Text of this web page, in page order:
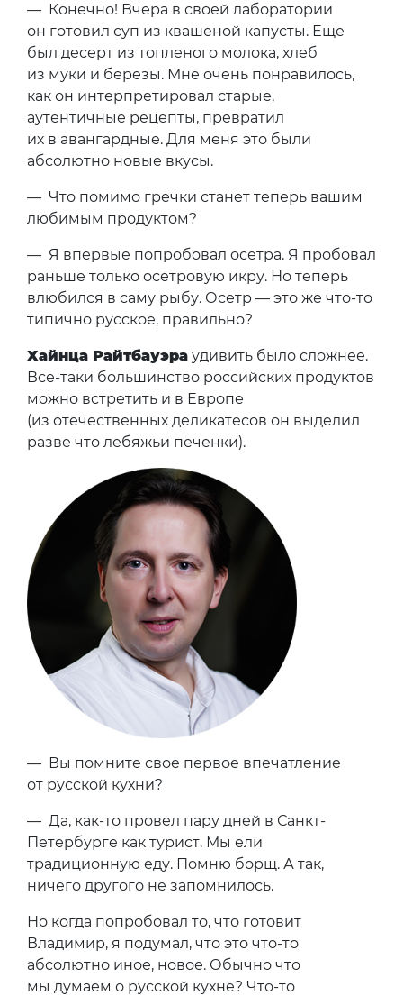
— Конечно! Вчера в своей лаборатории
он готовил суп из квашеной капусты. Еще
был десерт из топленого молока, хлеб
из муки и березы. Мне очень понравилось,
как он интерпретировал старые,
аутентичные рецепты, превратил
их в авангардные. Для меня это были
абсолютно новые вкусы.
— Что помимо гречки станет теперь вашим
любимым продуктом?
— Я впервые попробовал осетра. Я пробовал
раньше только осетровую икру. Но теперь
влюбился в саму рыбу. Осетр — это же что-то
типично русское, правильно?
Хайнца Райтбауэра удивить было сложнее.
Все-таки большинство российских продуктов
можно встретить и в Европе
(из отечественных деликатесов он выделил
разве что лебяжьи печенки).
— Вы помните свое первое впечатление
от русской кухни?
— Да, как-то провел пару дней в Санкт-
Петербурге как турист. Мы ели
традиционную еду. Помню борщ. А так,
ничего другого не запомнилось.
Но когда попробовал то, что готовит
Владимир, я подумал, что это что-то
абсолютно иное, новое. Обычно что
мы думаем о русской кухне? Что-то